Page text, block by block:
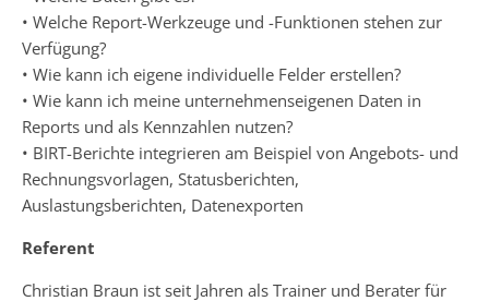
• Welche Report-Werkzeuge und -Funktionen stehen zur
Verfügung?
• Wie kann ich eigene individuelle Felder erstellen?
• Wie kann ich meine unternehmenseigenen Daten in
Reports und als Kennzahlen nutzen?
• BIRT-Berichte integrieren am Beispiel von Angebots- und
Rechnungsvorlagen, Statusberichten,
Auslastungsberichten, Datenexporten
Referent
Christian Braun ist seit Jahren als Trainer und Berater für